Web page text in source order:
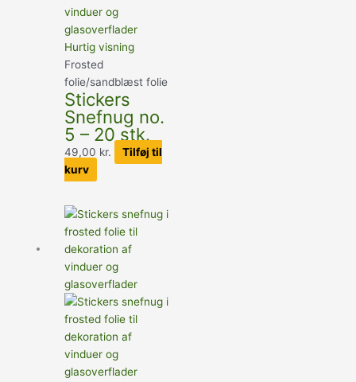
Hurtig visning
Frosted
folie/sandblæst folie
Stickers
Snefnug no.
5 – 20 stk.
49,00 kr.
Tilføj til
kurv